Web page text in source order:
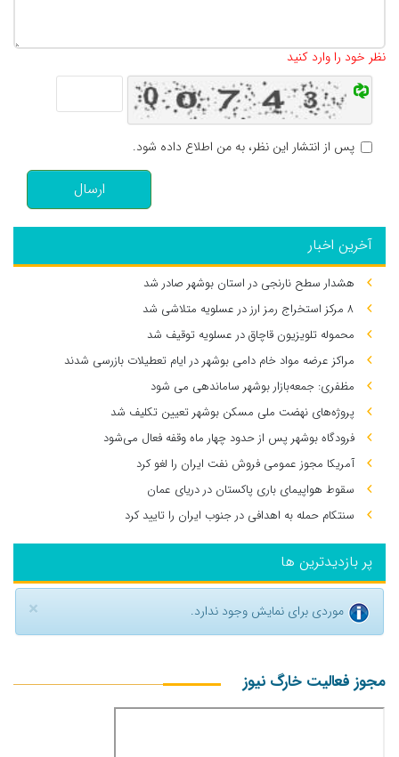
نظر خود را وارد کنید
پس از انتشار این نظر، به من اطلاع داده شود.
ارسال
آخرین اخبار
هشدار سطح نارنجی در استان بوشهر صادر شد
۸ مرکز استخراج رمز ارز در عسلویه متلاشی شد
محموله تلویزیون قاچاق در عسلویه توقیف شد
مراکز عرضه مواد خام دامی بوشهر در ایام تعطیلات بازرسی شدند
مظفری: جمعه‌بازار بوشهر ساماندهی می‌ شود
پروژه‌های نهضت ملی مسکن بوشهر تعیین تکلیف شد
فرودگاه بوشهر پس از حدود چهار ماه وقفه فعال می‌شود
آمریکا مجوز عمومی فروش نفت ایران را لغو کرد
سقوط هواپیمای باری پاکستان در دریای عمان
سنتکام حمله به اهدافی در جنوب ایران را تایید کرد
پر بازدیدترین ها
× موردی برای نمایش وجود ندارد.
مجوز فعالیت خارگ نیوز